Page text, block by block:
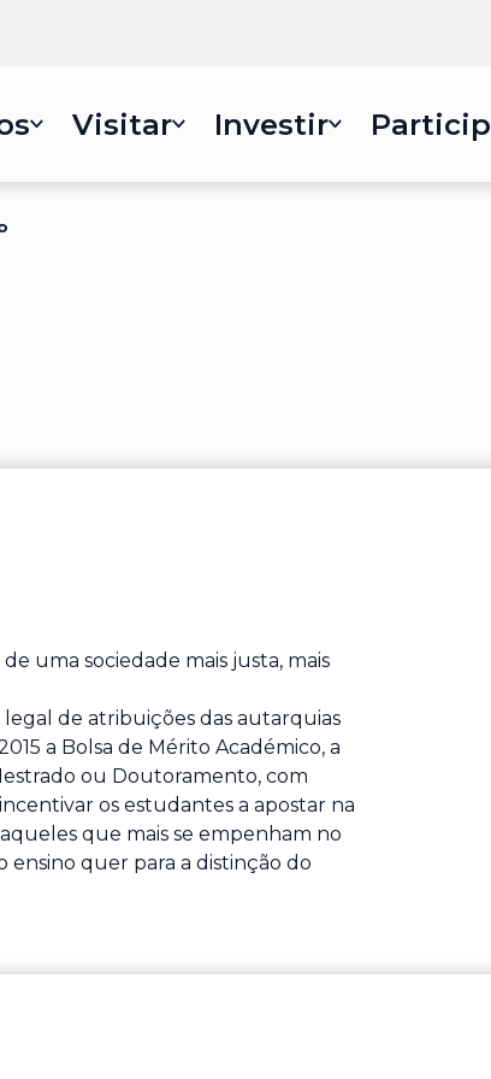
Visitar Investir
uma sociedade mais justa, mais
de atribuições das autarquias
a Bolsa de Mérito Académico, a
ou Doutoramento, com
os estudantes a apostar na
que mais se empenham no
quer para a distinção do